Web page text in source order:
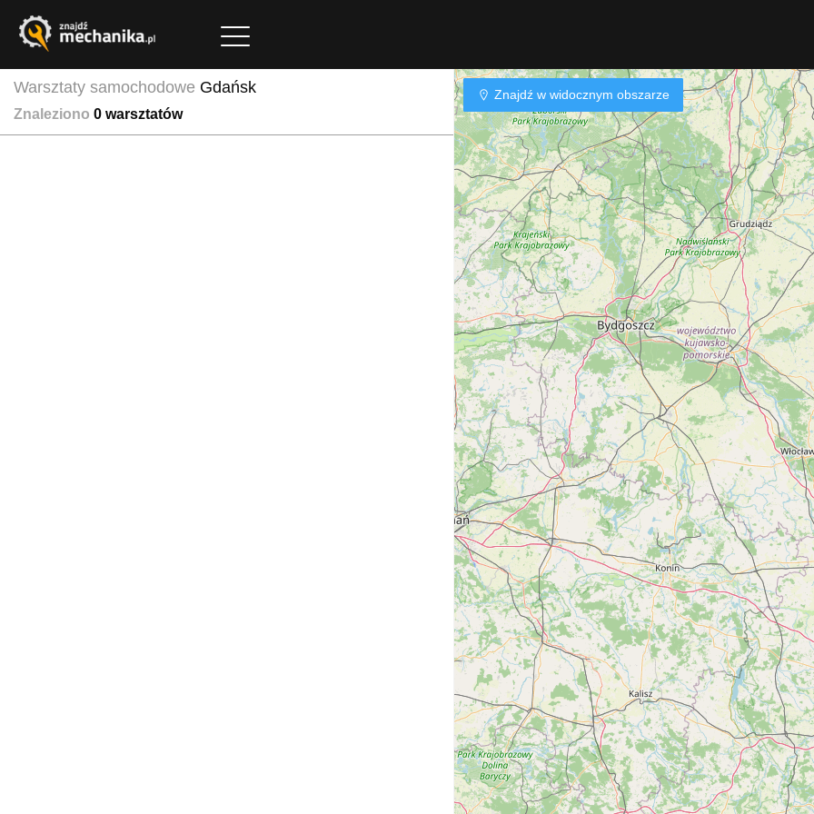
Warsztaty samochodowe Gdańsk
Znaleziono 0 warsztatów
Znajdź w widocznym obszarze